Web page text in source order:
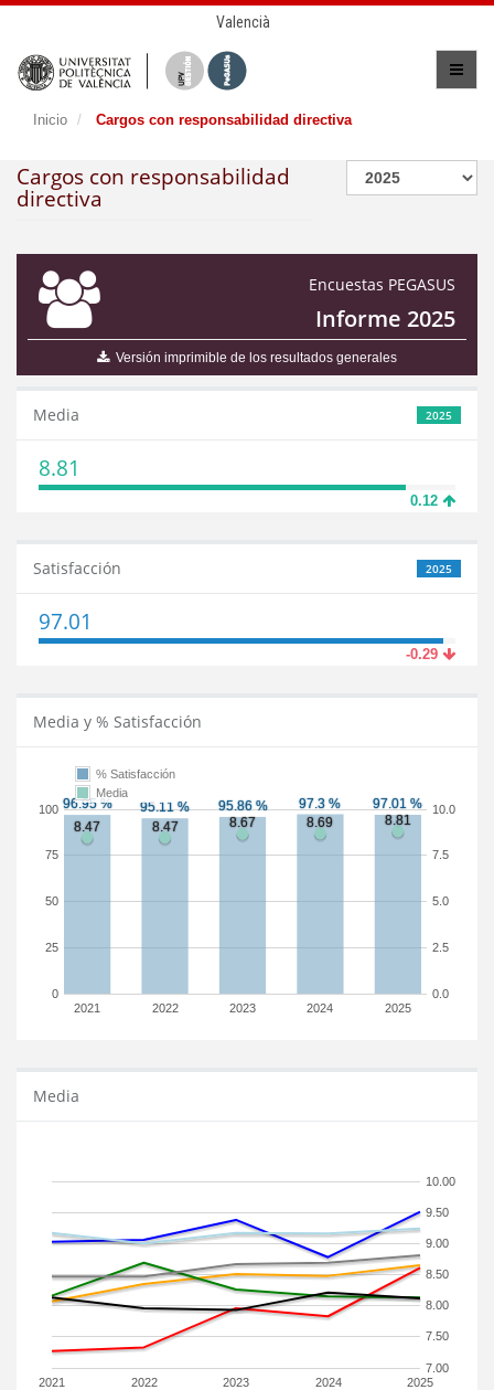
Valencià
Inicio Cargos con responsabilidad directiva
Cargos con responsabilidad
directiva
Encuestas PEGASUS
Informe 2025
Versión imprimible de los resultados generales
2025
Media
8.81
0.12
2025
Satisfacción
97.01
-0.29
Media y % Satisfacción
2021 2022 2023 2024 2025
0
25
50
75
100
0.0
2.5
5.0
7.5
10.0
% Satisfacción
Media
Media
2021 2022 2023 2024 2025
7.00
7.50
8.00
8.50
9.00
9.50
10.00